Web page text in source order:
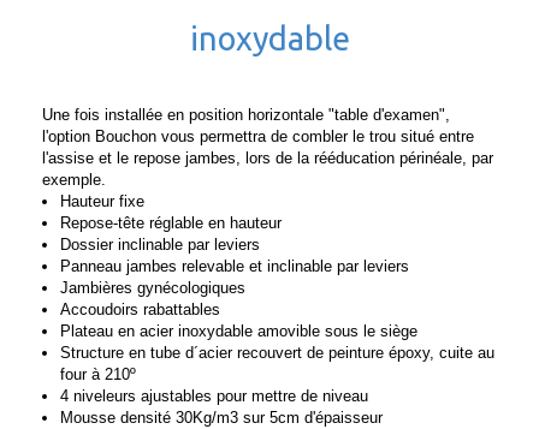
inoxydable
Une fois installée en position horizontale "table d'examen",
l'option Bouchon vous permettra de combler le trou situé entre
l'assise et le repose jambes, lors de la rééducation périnéale, par
exemple.
Hauteur fixe
Repose-tête réglable en hauteur
Dossier inclinable par leviers
Panneau jambes relevable et inclinable par leviers
Jambières gynécologiques
Accoudoirs rabattables
Plateau en acier inoxydable amovible sous le siège
Structure en tube d´acier recouvert de peinture époxy, cuite au
four à 210º
4 niveleurs ajustables pour mettre de niveau
Mousse densité 30Kg/m3 sur 5cm d'épaisseur